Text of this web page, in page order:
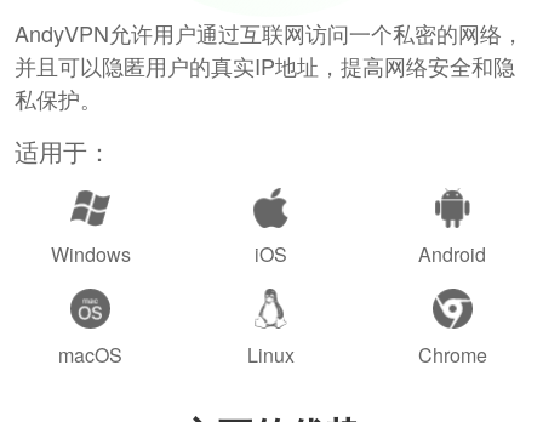
AndyVPN允许用户通过互联网访问一个私密的网络，
并且可以隐匿用户的真实IP地址，提高网络安全和隐
私保护。
适用于：
Windows iOS Android
macOS Linux Chrome